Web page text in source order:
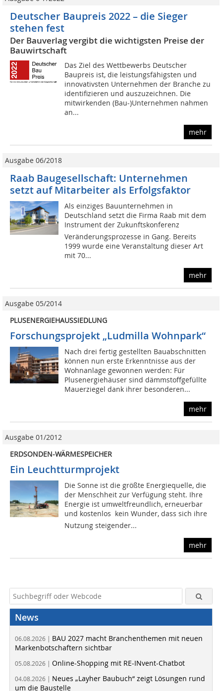
Deutscher Baupreis 2022 – die Sieger
stehen fest
Der Bauverlag vergibt die wichtigsten Preise der
Bauwirtschaft
Das Ziel des Wettbewerbs Deutscher
Baupreis ist, die leistungsfähigsten und
innovativsten Unternehmen der Branche zu
identifizieren und auszuzeichnen. Die
mitwirkenden (Bau-)Unternehmen nahmen
an...
mehr
Ausgabe 06/2018
Raab Baugesellschaft: Unternehmen
setzt auf Mitarbeiter als Erfolgsfaktor
Als einziges Bauunternehmen in
Deutschland setzt die Firma Raab mit dem
Instrument der Zukunftskonferenz
Veränderungsprozesse in Gang. Bereits
1999 wurde eine Veranstaltung dieser Art
mit 70...
mehr
Ausgabe 05/2014
PLUSENERGIEHAUSSIEDLUNG
Forschungsprojekt „Ludmilla Wohnpark“
Nach drei fertig gestellten Bauabschnitten
können nun erste Erkenntnisse aus der
Wohnanlage gewonnen werden: Für
Plusenergiehäuser sind dämmstoffgefüllte
Mauerziegel dank ihrer besonderen...
mehr
Ausgabe 01/2012
ERDSONDEN-WÄRMESPEICHER
Ein Leuchtturmprojekt
Die Sonne ist die größte Energiequelle, die
der Menschheit zur Verfügung steht. Ihre
Energie ist umweltfreundlich, erneuerbar
und kostenlos  kein Wunder, dass sich ihre
Nutzung steigender...
mehr
News
06.08.2026 | BAU 2027 macht Branchenthemen mit neuen
Markenbotschaftern sichtbar
05.08.2026 | Online-Shopping mit RE-INvent-Chatbot
04.08.2026 | Neues „Layher Baubuch“ zeigt Lösungen rund
um die Baustelle